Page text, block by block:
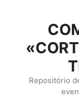
conteúdo
Repositório